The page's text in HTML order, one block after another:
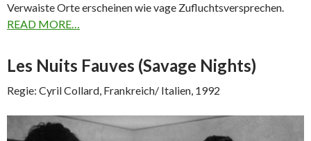
Verwaiste Orte erscheinen wie vage Zufluchtsversprechen.
READ MORE…
Les Nuits Fauves (Savage Nights)
Regie: Cyril Collard, Frankreich/ Italien, 1992